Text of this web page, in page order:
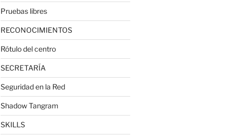
Pruebas libres
RECONOCIMIENTOS
Rótulo del centro
SECRETARÍA
Seguridad en la Red
Shadow Tangram
SKILLS